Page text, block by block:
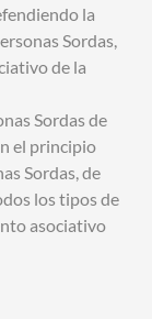
la
Sordas,
de la
Sordas de
el principio
Sordas, de
los tipos de
asociativo